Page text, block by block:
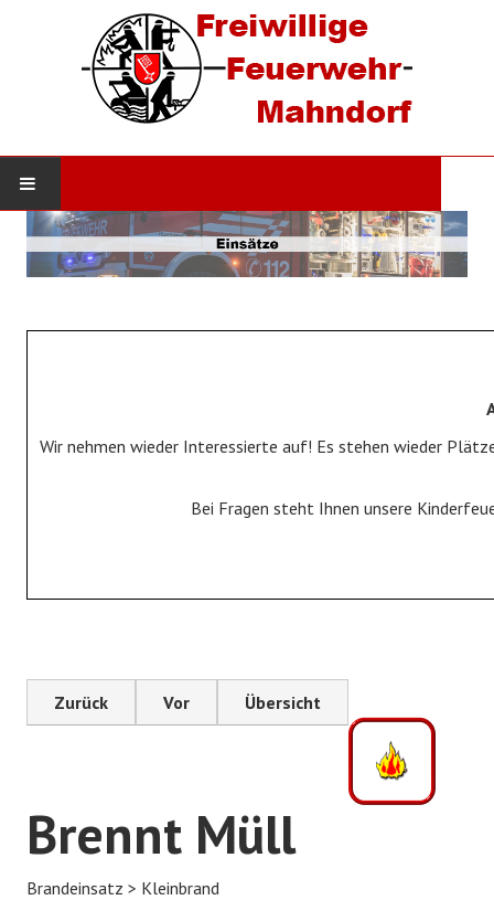
STARTSEITE
DIE WEHR
Jugendfeuerwehr
KINDERFEUERWEHR
Wir nehmen wieder Interessierte auf! Es stehen wieder
Bei Fragen steht Ihnen unsere
Zurück Vor Übersicht
Brennt Müll
Brandeinsatz > Kleinbrand